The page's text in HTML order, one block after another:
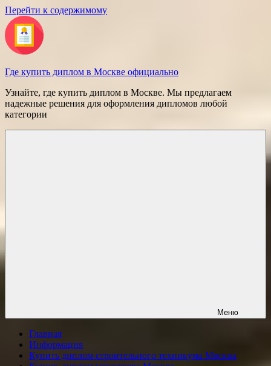
Перейти к содержимому
Где купить диплом в Москве официально
Узнайте, где купить диплом в Москве. Мы предлагаем
надежные решения для оформления дипломов любой
категории
Меню
Главная
Информация
Купить диплом строительного техникума Москва